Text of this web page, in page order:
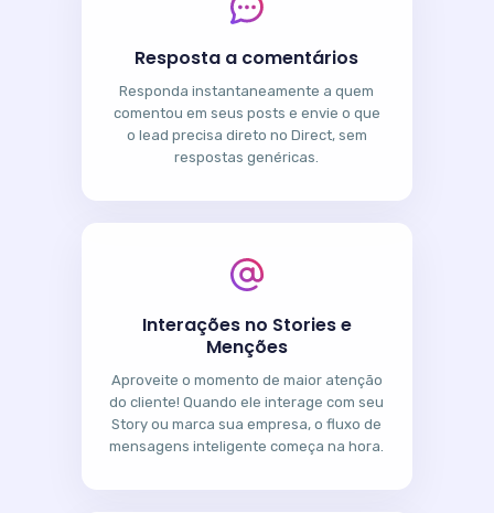
Resposta a comentários
Responda instantaneamente a quem
comentou em seus posts e envie o que
o lead precisa direto no Direct, sem
respostas genéricas.
Interações no Stories e
Menções
Aproveite o momento de maior atenção
do cliente! Quando ele interage com seu
Story ou marca sua empresa, o fluxo de
mensagens inteligente começa na hora.